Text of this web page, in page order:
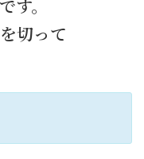
す。
切って